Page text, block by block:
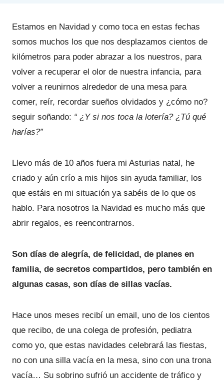
Estamos en Navidad y como toca en estas fechas
somos muchos los que nos desplazamos cientos de
kilómetros para poder abrazar a los nuestros, para
volver a recuperar el olor de nuestra infancia, para
volver a reunirnos alrededor de una mesa para
comer, reír, recordar sueños olvidados y ¿cómo no?
seguir soñando: “ ¿Y si nos toca la lotería? ¿Tú qué
harías?”
Llevo más de 10 años fuera mi Asturias natal, he
criado y aún crío a mis hijos sin ayuda familiar, los
que estáis en mi situación ya sabéis de lo que os
hablo. Para nosotros la Navidad es mucho más que
abrir regalos, es reencontrarnos.
Son días de alegría, de felicidad, de planes en
familia, de secretos compartidos, pero también en
algunas casas, son días de sillas vacías.
Hace unos meses recibí un email, uno de los cientos
que recibo, de una colega de profesión, pediatra
como yo, que estas navidades celebrará las fiestas,
no con una silla vacía en la mesa, sino con una trona
vacía… Su sobrino sufrió un accidente de tráfico y